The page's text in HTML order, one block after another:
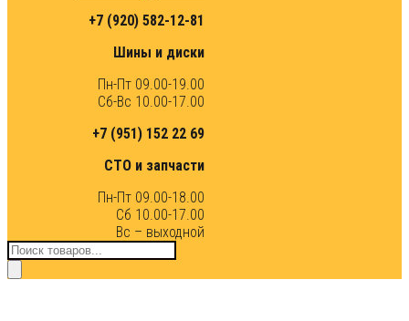
+7 (920) 582-12-81
Шины и диски
Пн-Пт 09.00-19.00
Сб-Вс 10.00-17.00
+7 (951) 152 22 69
СТО и запчасти
Пн-Пт 09.00-18.00
Сб 10.00-17.00
Вс – выходной
Поиск
товаров